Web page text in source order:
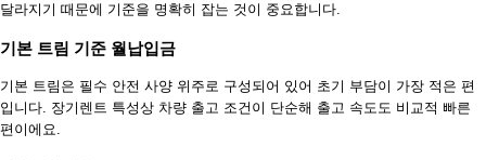
달라지기 때문에 기준을 명확히 잡는 것이 중요합니다.
기본 트림 기준 월납입금
기본 트림은 필수 안전 사양 위주로 구성되어 있어 초기 부담이 가장 적은 편
입니다. 장기렌트 특성상 차량 출고 조건이 단순해 출고 속도도 비교적 빠른
편이에요.